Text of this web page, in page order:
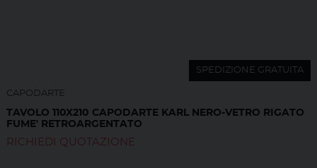
SPEDIZIONE GRATUITA
CAPODARTE
TAVOLO 110X210 CAPODARTE KARL NERO-VETRO RIGATO
FUME' RETROARGENTATO
RICHIEDI QUOTAZIONE